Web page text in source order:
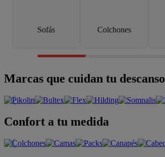
Sofás Colchones
Marcas que cuidan tu descanso
Confort a tu medida